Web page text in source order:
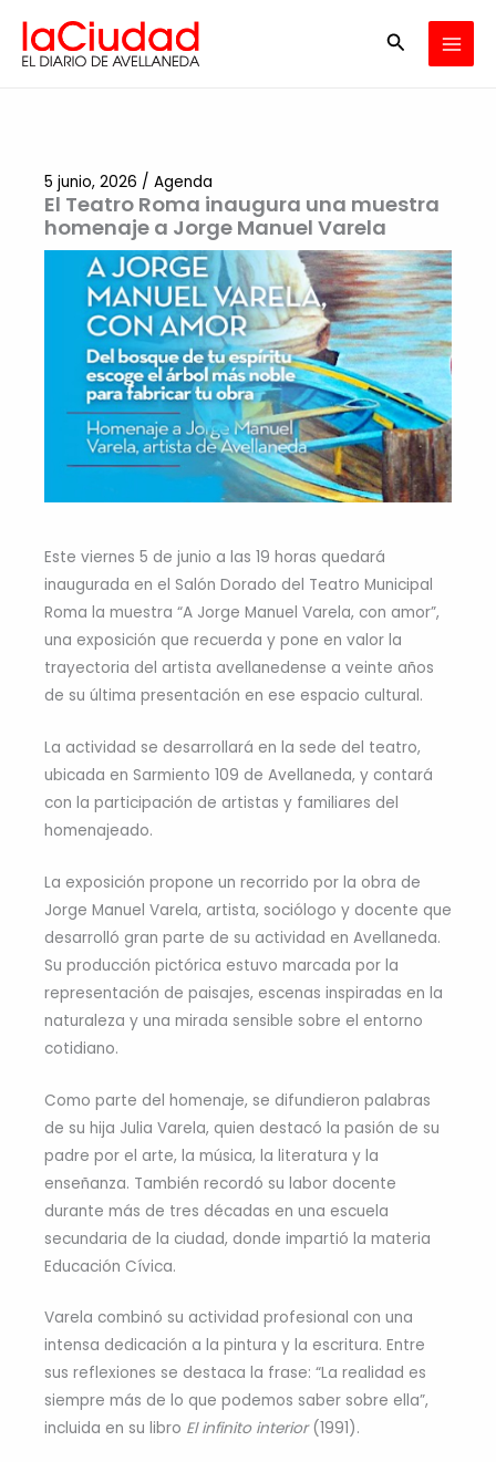
contenido
Buscar
El Teatro Roma inaugura una muestra
homenaje a Jorge Manuel Varela
5 junio, 2026 / Agenda
Este viernes 5 de junio a las 19 horas quedará
inaugurada en el Salón Dorado del Teatro Municipal
Roma la muestra “A Jorge Manuel Varela, con amor”,
una exposición que recuerda y pone en valor la
trayectoria del artista avellanedense a veinte años
de su última presentación en ese espacio cultural.
La actividad se desarrollará en la sede del teatro,
ubicada en Sarmiento 109 de Avellaneda, y contará
con la participación de artistas y familiares del
homenajeado.
La exposición propone un recorrido por la obra de
Jorge Manuel Varela, artista, sociólogo y docente que
desarrolló gran parte de su actividad en Avellaneda.
Su producción pictórica estuvo marcada por la
representación de paisajes, escenas inspiradas en la
naturaleza y una mirada sensible sobre el entorno
cotidiano.
Como parte del homenaje, se difundieron palabras
de su hija Julia Varela, quien destacó la pasión de su
padre por el arte, la música, la literatura y la
enseñanza. También recordó su labor docente
durante más de tres décadas en una escuela
secundaria de la ciudad, donde impartió la materia
Educación Cívica.
Varela combinó su actividad profesional con una
intensa dedicación a la pintura y la escritura. Entre
sus reflexiones se destaca la frase: “La realidad es
siempre más de lo que podemos saber sobre ella”,
incluida en su libro El infinito interior(1991).